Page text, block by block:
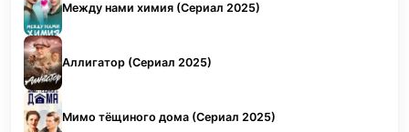
Между нами химия (Сериал 2025)
Аллигатор (Сериал 2025)
Мимо тёщиного дома (Сериал 2025)